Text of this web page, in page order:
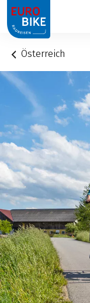
1
Österreich